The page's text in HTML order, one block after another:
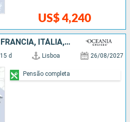
US$ 4,240
PORTUGAL, ESPANHA, FRANCIA, ITÁLIA, TUNÍSIA
15 d Lisboa 26/08/2027
Pensão completa